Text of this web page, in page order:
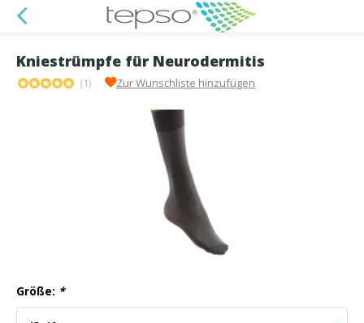
Kniestrümpfe für Neurodermitis
(1) Zur Wunschliste hinzufügen
Größe: *